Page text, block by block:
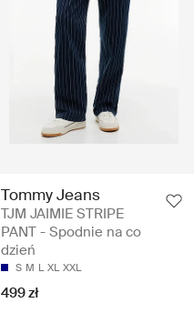
Tommy Jeans
TJM JAIMIE STRIPE
PANT - Spodnie na co
dzień
S M L XL XXL
499 zł